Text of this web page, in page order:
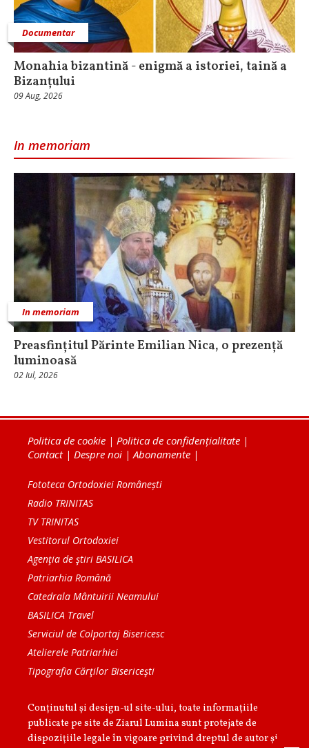
Documentar
Monahia bizantină - enigmă a istoriei, taină a
Bizanțului
09 Aug, 2026
In memoriam
In memoriam
Preasfințitul Părinte Emilian Nica, o prezență
luminoasă
02 Iul, 2026
Politica de cookie | Politica de confidențialitate |
Contact| Despre noi | Abonamente |
Fototeca Ortodoxiei Românești
Radio TRINITAS
TV TRINITAS
Vestitorul Ortodoxiei
Agenţia de ştiri BASILICA
Patriarhia Română
Catedrala Mântuirii Neamului
BASILICA Travel
Serviciul de Colportaj Bisericesc
Atelierele Patriarhiei
Tipografia Cărţilor Bisericeşti
Conținutul și design-ul site-ului, toate informaţiile
publicate pe site de Ziarul Lumina sunt protejate de
dispoziţiile legale în vigoare privind dreptul de autor şi